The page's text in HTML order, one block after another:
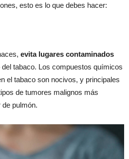
esto es lo que debes hacer:
evita lugares contaminados
del tabaco. Los compuestos químicos
el tabaco son nocivos, y principales
de tumores malignos más
pulmón.